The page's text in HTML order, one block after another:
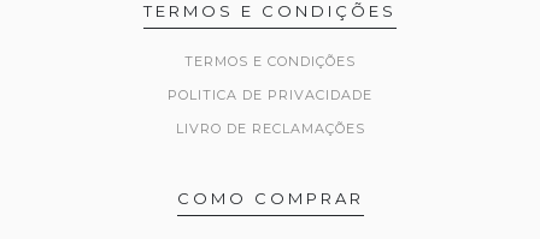
TERMOS E CONDIÇÕES
TERMOS E CONDIÇÕES
POLITICA DE PRIVACIDADE
LIVRO DE RECLAMAÇÕES
COMO COMPRAR